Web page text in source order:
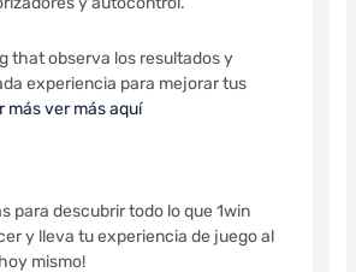
that observa los resultados y
experiencia para mejorar tus
más ver más aquí
para descubrir todo lo que 1win
y lleva tu experiencia de juego al
mismo!